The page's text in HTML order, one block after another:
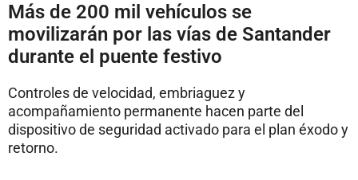
Más de 200 mil vehículos se
movilizarán por las vías de Santander
durante el puente festivo
Controles de velocidad, embriaguez y
acompañamiento permanente hacen parte del
dispositivo de seguridad activado para el plan éxodo y
retorno.